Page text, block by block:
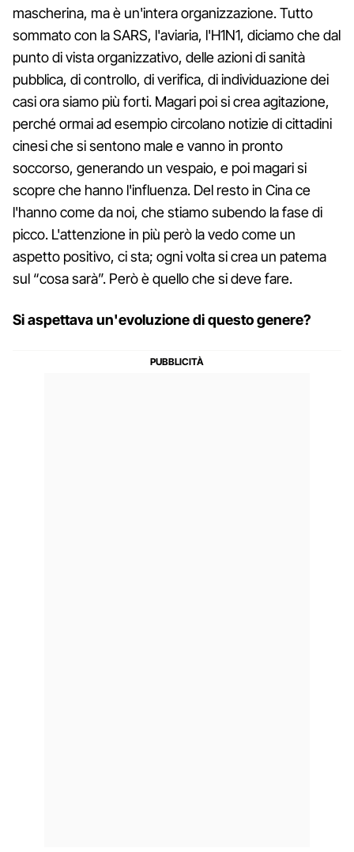
mascherina, ma è un'intera organizzazione. Tutto
sommato con la SARS, l'aviaria, l'H1N1, diciamo che dal
punto di vista organizzativo, delle azioni di sanità
pubblica, di controllo, di verifica, di individuazione dei
casi ora siamo più forti. Magari poi si crea agitazione,
perché ormai ad esempio circolano notizie di cittadini
cinesi che si sentono male e vanno in pronto
soccorso, generando un vespaio, e poi magari si
scopre che hanno l'influenza. Del resto in Cina ce
l'hanno come da noi, che stiamo subendo la fase di
picco. L'attenzione in più però la vedo come un
aspetto positivo, ci sta; ogni volta si crea un patema
sul “cosa sarà”. Però è quello che si deve fare.
Si aspettava un'evoluzione di questo genere?